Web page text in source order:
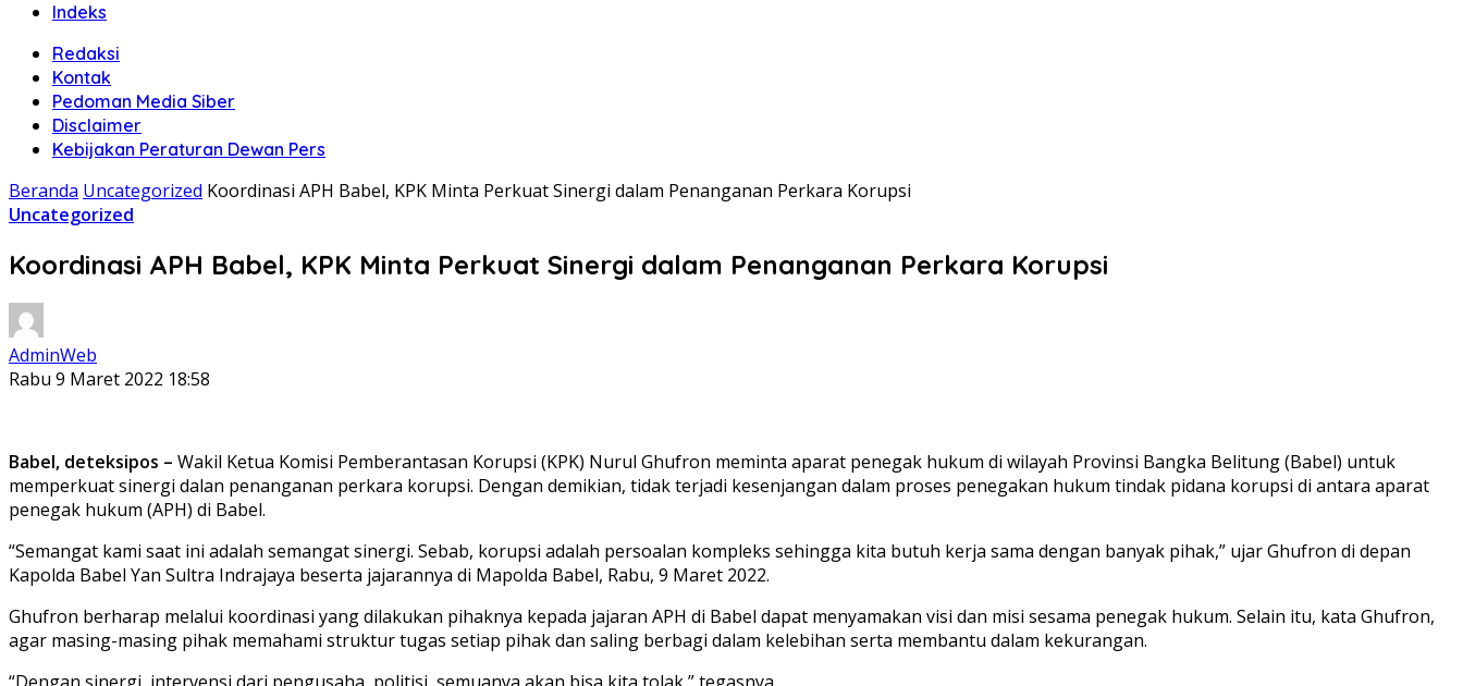
Indeks
Redaksi
Kontak
Pedoman Media Siber
Disclaimer
Kebijakan Peraturan Dewan Pers
Beranda Uncategorized Koordinasi APH Babel, KPK Minta Perkuat Sinergi dalam Penanganan Perkara Korupsi
Uncategorized
Koordinasi APH Babel, KPK Minta Perkuat Sinergi dalam Penanganan Perkara Korupsi
AdminWeb
Rabu 9 Maret 2022 18:58
Babel, deteksipos – Wakil Ketua Komisi Pemberantasan Korupsi (KPK) Nurul Ghufron meminta aparat penegak hukum di wilayah Provinsi Bangka Belitung (Babel) untuk
memperkuat sinergi dalan penanganan perkara korupsi. Dengan demikian, tidak terjadi kesenjangan dalam proses penegakan hukum tindak pidana korupsi di antara aparat
penegak hukum (APH) di Babel.
“Semangat kami saat ini adalah semangat sinergi. Sebab, korupsi adalah persoalan kompleks sehingga kita butuh kerja sama dengan banyak pihak,” ujar Ghufron di depan
Kapolda Babel Yan Sultra Indrajaya beserta jajarannya di Mapolda Babel, Rabu, 9 Maret 2022.
Ghufron berharap melalui koordinasi yang dilakukan pihaknya kepada jajaran APH di Babel dapat menyamakan visi dan misi sesama penegak hukum. Selain itu, kata Ghufron,
agar masing-masing pihak memahami struktur tugas setiap pihak dan saling berbagi dalam kelebihan serta membantu dalam kekurangan.